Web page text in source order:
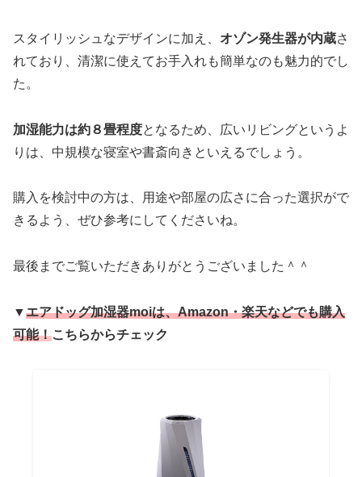
スタイリッシュなデザインに加え、 オゾン発生器が内蔵さ
れており、清潔に使えてお手入れも簡単なのも魅力的でし
た。
加湿能力は約８畳程度となるため、広いリビングというよ
りは、中規模な寝室や書斎向きといえるでしょう。
購入を検討中の方は、用途や部屋の広さに合った選択がで
きるよう、ぜひ参考にしてくださいね。
最後までご覧いただきありがとうございました＾＾
▼エアドッグ加湿器moiは、Amazon・楽天などでも購入
可能！こちらからチェック